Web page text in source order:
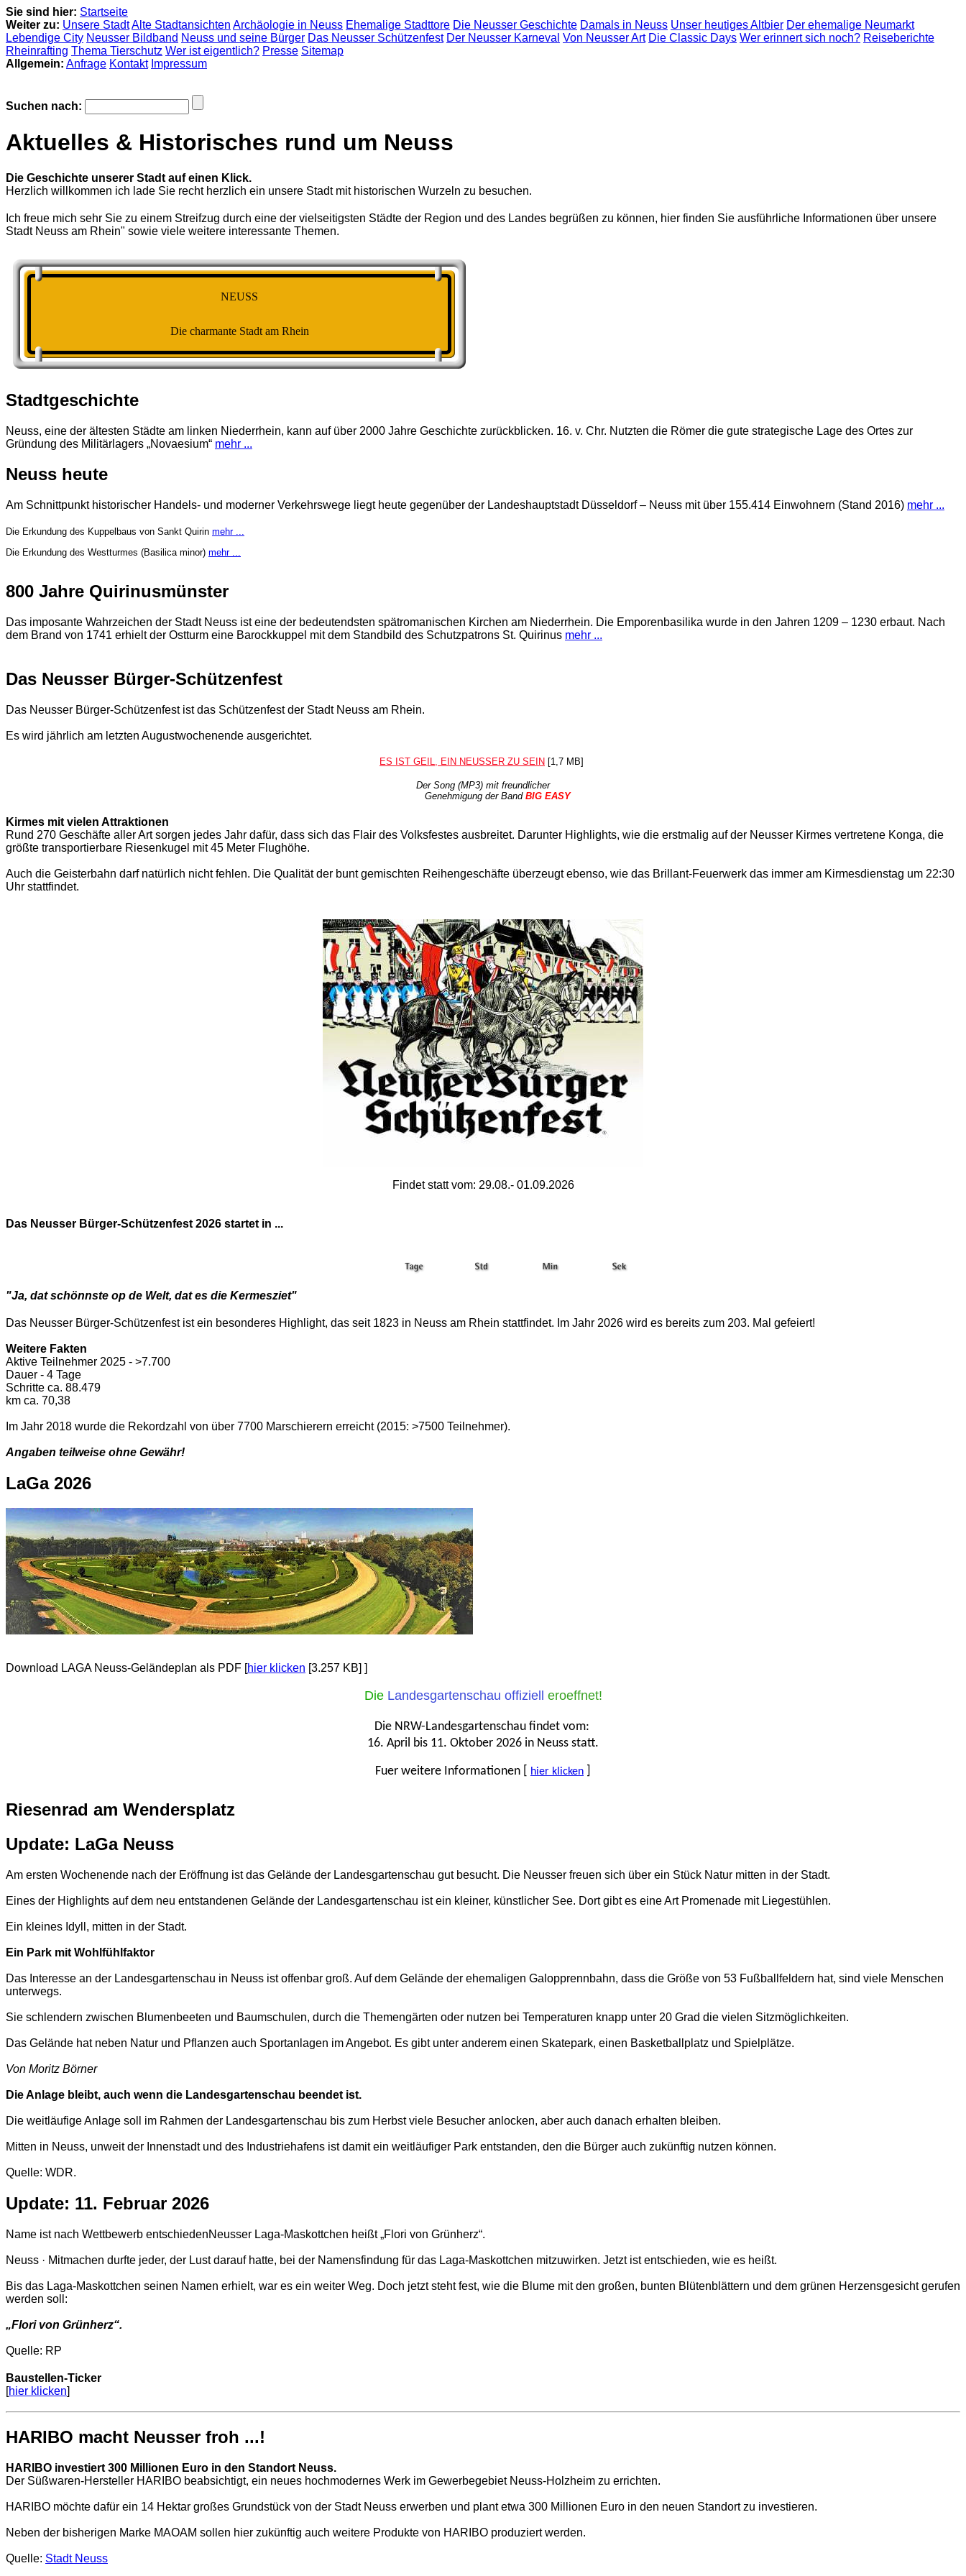
Sie sind hier: Startseite
Weiter zu: Unsere StadtAlte Stadtansichten Archäologie in Neuss Ehemalige Stadttore Die Neusser Geschichte Damals in Neuss Unser heutiges Altbier Der ehemalige Neumarkt
Lebendige City Neusser Bildband Neuss und seine Bürger Das Neusser Schützenfest Der Neusser Karneval Von Neusser Art Die Classic Days Wer erinnert sich noch? Reiseberichte
Rheinrafting Thema Tierschutz Wer ist eigentlich? Presse Sitemap
Allgemein: Anfrage Kontakt Impressum
Suchen nach:
Aktuelles & Historisches rund um Neuss
Die Geschichte unserer Stadt auf einen Klick.
Herzlich willkommen ich lade Sie recht herzlich ein unsere Stadt mit historischen Wurzeln zu besuchen.
Ich freue mich sehr Sie zu einem Streifzug durch eine der vielseitigsten Städte der Region und des Landes begrüßen zu können, hier finden Sie ausführliche Informationen über unsere
Stadt Neuss am Rhein" sowie viele weitere interessante Themen.
NEUSS
Die charmante Stadt am Rhein
Stadtgeschichte
Neuss, eine der ältesten Städte am linken Niederrhein, kann auf über 2000 Jahre Geschichte zurückblicken. 16. v. Chr. Nutzten die Römer die gute strategische Lage des Ortes zur
Gründung des Militärlagers „Novaesium“ mehr ...
Neuss heute
Am Schnittpunkt historischer Handels- und moderner Verkehrswege liegt heute gegenüber der Landeshauptstadt Düsseldorf – Neuss mit über 155.414 Einwohnern (Stand 2016) mehr ...
Die Erkundung des Kuppelbaus von Sankt Quirin mehr ...
Die Erkundung des Westturmes (Basilica minor) mehr ...
800 Jahre Quirinusmünster
Das imposante Wahrzeichen der Stadt Neuss ist eine der bedeutendsten spätromanischen Kirchen am Niederrhein. Die Emporenbasilika wurde in den Jahren 1209 – 1230 erbaut. Nach
dem Brand von 1741 erhielt der Ostturm eine Barockkuppel mit dem Standbild des Schutzpatrons St. Quirinus mehr ...
Das Neusser Bürger-Schützenfest
Das Neusser Bürger-Schützenfest ist das Schützenfest der Stadt Neuss am Rhein.
Es wird jährlich am letzten Augustwochenende ausgerichtet.
ES IST GEIL, EIN NEUSSER ZU SEIN [1,7 MB]
Der Song (MP3) mit freundlicher
Genehmigung der Band BIG EASY
Kirmes mit vielen Attraktionen
Rund 270 Geschäfte aller Art sorgen jedes Jahr dafür, dass sich das Flair des Volksfestes ausbreitet. Darunter Highlights, wie die erstmalig auf der Neusser Kirmes vertretene Konga, die
größte transportierbare Riesenkugel mit 45 Meter Flughöhe.
Auch die Geisterbahn darf natürlich nicht fehlen. Die Qualität der bunt gemischten Reihengeschäfte überzeugt ebenso, wie das Brillant-Feuerwerk das immer am Kirmesdienstag um 22:30
Uhr stattfindet.
Findet statt vom: 29.08.- 01.09.2026
Das Neusser Bürger-Schützenfest 2026 startet in ...
"Ja, dat schönnste op de Welt, dat es die Kermesziet"
Das Neusser Bürger-Schützenfest ist ein besonderes Highlight, das seit 1823 in Neuss am Rhein stattfindet. Im Jahr 2026 wird es bereits zum 203. Mal gefeiert!
Weitere Fakten
Aktive Teilnehmer 2025 - >7.700
Dauer - 4 Tage
Schritte ca. 88.479
km ca. 70,38
Im Jahr 2018 wurde die Rekordzahl von über 7700 Marschierern erreicht (2015: >7500 Teilnehmer).
Angaben teilweise ohne Gewähr!
LaGa 2026
Download LAGA Neuss-Geländeplan als PDF [hier klicken [3.257 KB] ]
Die Landes­­­garten­­schau offiziell eroeffnet!
Die NRW-Landesgartenschau findet vom:
16. April bis 11. Oktober 2026 in Neuss statt.
Fuer weitere Informationen [ hier klicken
Riesenrad am Wendersplatz
Update: LaGa Neuss
Am ersten Wochenende nach der Eröffnung ist das Gelände der Landesgartenschau gut besucht. Die Neusser freuen sich über ein Stück Natur mitten in der Stadt.
Eines der Highlights auf dem neu entstandenen Gelände der Landesgartenschau ist ein kleiner, künstlicher See. Dort gibt es eine Art Promenade mit Liegestühlen.
Ein kleines Idyll, mitten in der Stadt.
Ein Park mit Wohlfühlfaktor
Das Interesse an der Landesgartenschau in Neuss ist offenbar groß. Auf dem Gelände der ehemaligen Galopprennbahn, dass die Größe von 53 Fußballfeldern hat, sind viele Menschen
unterwegs.
Sie schlendern zwischen Blumenbeeten und Baumschulen, durch die Themengärten oder nutzen bei Temperaturen knapp unter 20 Grad die vielen Sitzmöglichkeiten.
Das Gelände hat neben Natur und Pflanzen auch Sportanlagen im Angebot. Es gibt unter anderem einen Skatepark, einen Basketballplatz und Spielplätze.
Von Moritz Börner
Die Anlage bleibt, auch wenn die Landesgartenschau beendet ist.
Die weitläufige Anlage soll im Rahmen der Landesgartenschau bis zum Herbst viele Besucher anlocken, aber auch danach erhalten bleiben.
Mitten in Neuss, unweit der Innenstadt und des Industriehafens ist damit ein weitläufiger Park entstanden, den die Bürger auch zukünftig nutzen können.
Quelle: WDR.
Update: 11. Februar 2026
Name ist nach Wettbewerb entschiedenNeusser Laga-Maskottchen heißt „Flori von Grünherz“.
Neuss · Mitmachen durfte jeder, der Lust darauf hatte, bei der Namensfindung für das Laga-Maskottchen mitzuwirken. Jetzt ist entschieden, wie es heißt.
Bis das Laga-Maskottchen seinen Namen erhielt, war es ein weiter Weg. Doch jetzt steht fest, wie die Blume mit den großen, bunten Blütenblättern und dem grünen Herzensgesicht gerufen
werden soll:
„Flori von Grünherz“.
Quelle: RP
Baustellen-Ticker
[hier klicken]
HARIBO macht Neusser froh ...!
HARIBO investiert 300 Millionen Euro in den Standort Neuss.
Der Süßwaren-Hersteller HARIBO beabsichtigt, ein neues hochmodernes Werk im Gewerbegebiet Neuss-Holzheim zu errichten.
HARIBO möchte dafür ein 14 Hektar großes Grundstück von der Stadt Neuss erwerben und plant etwa 300 Millionen Euro in den neuen Standort zu investieren.
Neben der bisherigen Marke MAOAM sollen hier zukünftig auch weitere Produkte von HARIBO produziert werden.
Quelle: Stadt Neuss